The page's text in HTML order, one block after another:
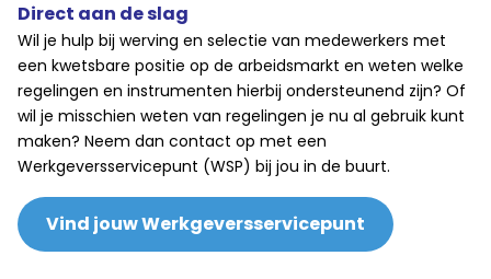
Direct aan de slag
Wil je hulp bij werving en selectie van medewerkers met
een kwetsbare positie op de arbeidsmarkt en weten welke
regelingen en instrumenten hierbij ondersteunend zijn? Of
wil je misschien weten van regelingen je nu al gebruik kunt
maken? Neem dan contact op met een
Werkgeversservicepunt (WSP) bij jou in de buurt.
Vind jouw Werkgeversservicepunt